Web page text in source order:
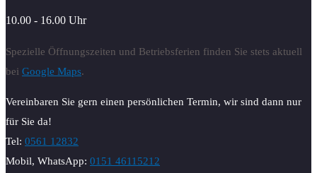
10.00 - 16.00 Uhr
Spezielle Öffnungszeiten und Betriebsferien finden Sie stets aktuell
bei Google Maps.
Vereinbaren Sie gern einen persönlichen Termin, wir sind dann nur
für Sie da!
Tel: 0561 12832
Mobil, WhatsApp: 0151 46115212